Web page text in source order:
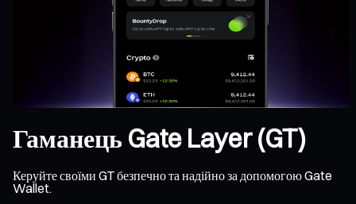
Гаманець Gate Layer (GT)
Керуйте своїми GT безпечно та надійно за допомогою Gate
Wallet.